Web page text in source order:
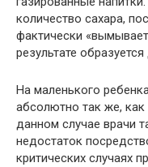
количество сахара,
фактически
результате
На маленького
абсолютно так же, как
данном случае врачи
недостаток
критических случаях